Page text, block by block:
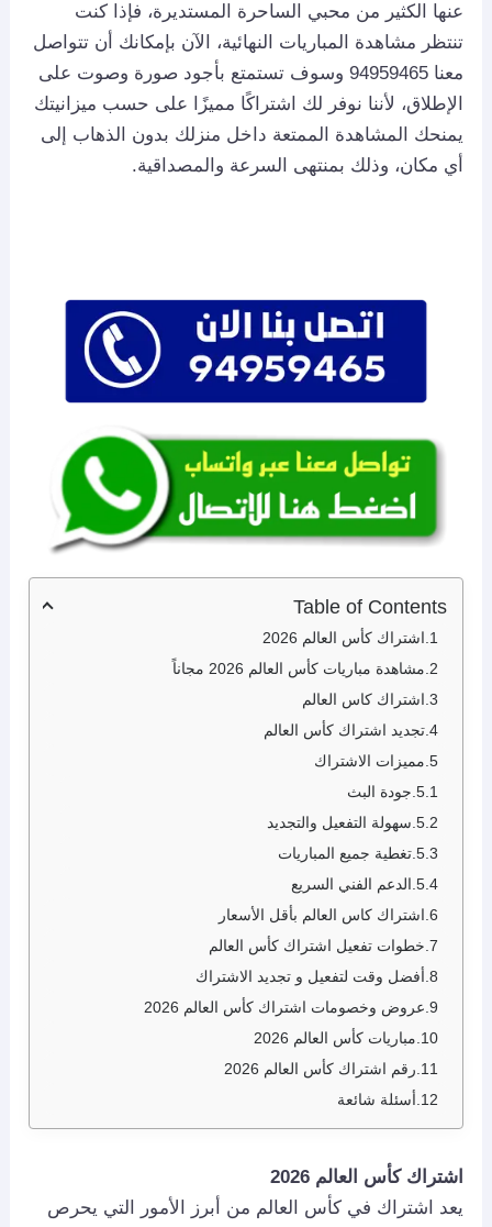
عنها الكثير من محبي الساحرة المستديرة، فإذا كنت
تنتظر مشاهدة المباريات النهائية، الآن بإمكانك أن تتواصل
معنا 94959465 وسوف تستمتع بأجود صورة وصوت على
الإطلاق، لأننا نوفر لك اشتراكًا مميزًا على حسب ميزانيتك
يمنحك المشاهدة الممتعة داخل منزلك بدون الذهاب إلى
أي مكان، وذلك بمنتهى السرعة والمصداقية.
Table of Contents
اشتراك كأس العالم 2026
مشاهدة مباريات كأس العالم 2026 مجاناً
اشتراك كاس العالم
تجديد اشتراك كأس العالم
مميزات الاشتراك
جودة البث
سهولة التفعيل والتجديد
تغطية جميع المباريات
الدعم الفني السريع
اشتراك كاس العالم بأقل الأسعار
خطوات تفعيل اشتراك كأس العالم
أفضل وقت لتفعيل و تجديد الاشتراك
عروض وخصومات اشتراك كأس العالم 2026
مباريات كأس العالم 2026
رقم اشتراك كأس العالم 2026
أسئلة شائعة
اشتراك كأس العالم 2026
يعد اشتراك في كأس العالم من أبرز الأمور التي يحرص